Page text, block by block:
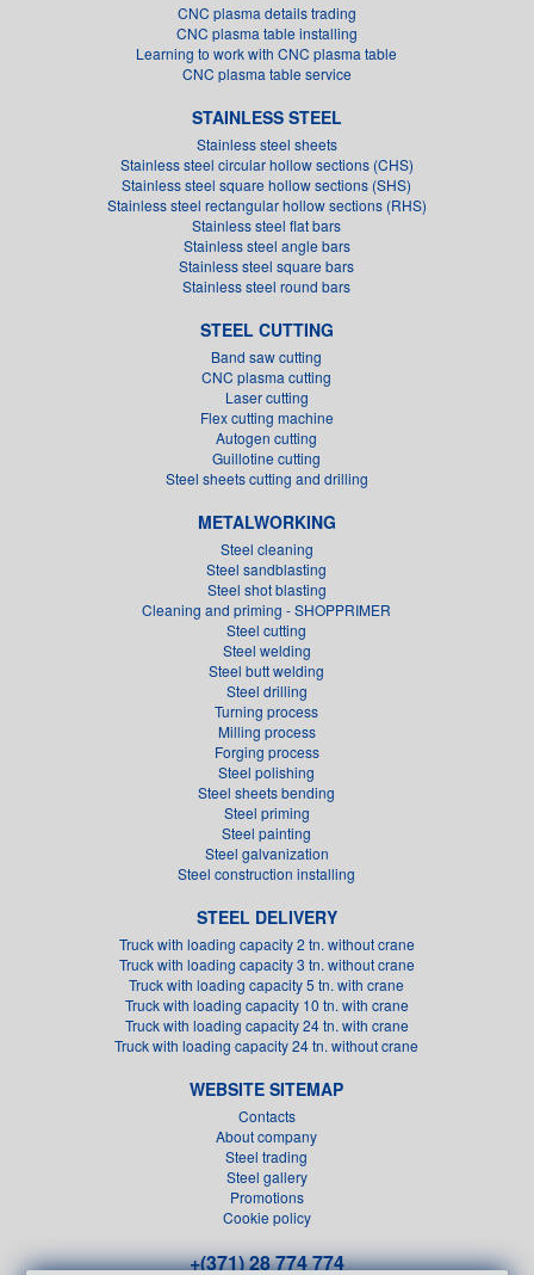
CNC plasma details trading
CNC plasma table installing
Learning to work with CNC plasma table
CNC plasma table service
STAINLESS STEEL
Stainless steel sheets
Stainless steel circular hollow sections (CHS)
Stainless steel square hollow sections (SHS)
Stainless steel rectangular hollow sections (RHS)
Stainless steel flat bars
Stainless steel angle bars
Stainless steel square bars
Stainless steel round bars
STEEL CUTTING
Band saw cutting
CNC plasma cutting
Laser cutting
Flex cutting machine
Autogen cutting
Guillotine cutting
Steel sheets cutting and drilling
METALWORKING
Steel cleaning
Steel sandblasting
Steel shot blasting
Cleaning and priming - SHOPPRIMER
Steel cutting
Steel welding
Steel butt welding
Steel drilling
Turning process
Milling process
Forging process
Steel polishing
Steel sheets bending
Steel priming
Steel painting
Steel galvanization
Steel construction installing
STEEL DELIVERY
Truck with loading capacity 2 tn. without crane
Truck with loading capacity 3 tn. without crane
Truck with loading capacity 5 tn. with crane
Truck with loading capacity 10 tn. with crane
Truck with loading capacity 24 tn. with crane
Truck with loading capacity 24 tn. without crane
WEBSITE SITEMAP
Contacts
About company
Steel trading
Steel gallery
Promotions
Cookie policy
+(371) 28 774 774